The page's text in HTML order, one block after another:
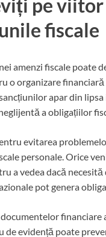
pe viitor
fiscale
amenzi fiscale poate
o organizare
apar din
a obligațiilor
evitarea
personale. Orice
a vedea dacă necesită
pot genera
financiare
de evidență poate